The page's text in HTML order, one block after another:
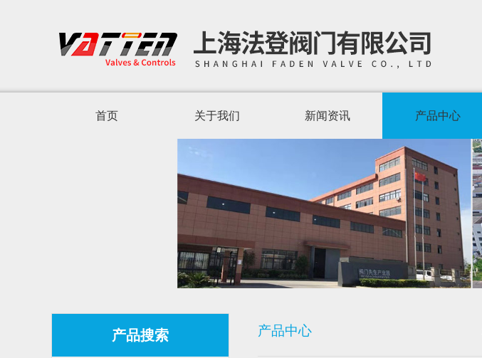
首页 关于我们 新闻资讯 产品中心
产品搜索 产品中心